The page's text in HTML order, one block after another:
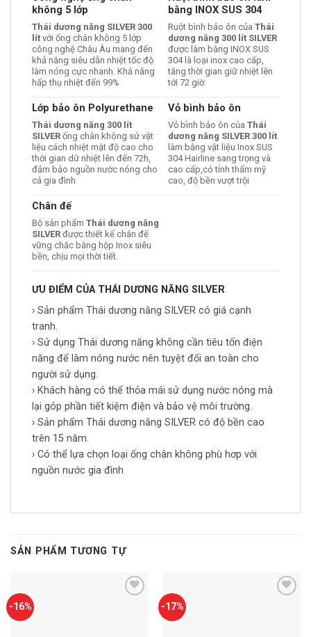
không 5 lớp
Thái dương năng SILVER 300
lít với ống chân không 5 lớp
công nghệ Châu Âu mang đến
khả năng siêu dẫn nhiệt tốc độ
làm nóng cực nhanh. Khả năng
hấp thụ nhiệt đến 99%
bằng INOX SUS 304
Ruột bình bảo ôn củaThái
dương năng 300 lít SILVER
được làm bằng INOX SUS
304 là loại inox cao cấp,
tăng thời gian giữ nhiệt lên
tới 72 giờ.
Lớp bảo ôn Polyurethane
Thái dương năng 300 lít
SILVER ống chân không sử vật
liệu cách nhiệt mật độ cao cho
thời gian dữ nhiệt lên đến 72h,
đảm bảo nguồn nước nóng cho
cả gia đình
Vỏ bình bảo ôn
Vỏ bình bảo ôn củaThái
dương năng SILVER 300 lít
làm bằng vật liệu Inox SUS
304 Hairline sang trọng và
cao cấp,có tính thẩm mỹ
cao, độ bền vượt trội
Chân đế
Bộ sản phẩm Thái dương năng
SILVER được thiết kế chân đế
vững chắc bằng hộp Inox siêu
bền, chịu mọi thời tiết.
ƯU ĐIỂM CỦA THÁI DƯƠNG NĂNG SILVER
› Sản phẩm Thái dương năng SILVER có giá cạnh
tranh.
› Sử dụng Thái dương năng không cần tiêu tốn điện
năng để làm nóng nước nên tuyệt đối an toàn cho
người sử dụng.
› Khách hàng có thể thỏa mái sử dụng nước nóng mà
lại góp phần tiết kiệm điện và bảo vệ môi trường.
› Sản phẩm Thái dương năng SILVER có độ bền cao
trên 15 năm.
› Có thể lựa chọn loại ống chân không phù hơp với
nguồn nước gia đình
SẢN PHẨM TƯƠNG TỰ
-16% -17%